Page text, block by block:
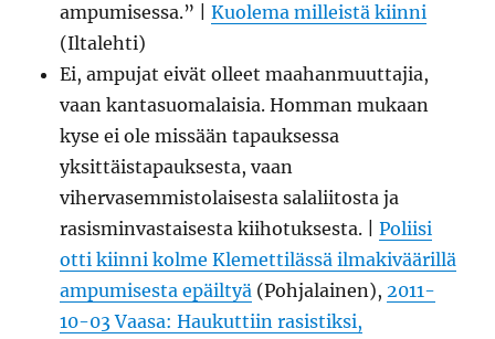
ampumisessa.” |Kuolema milleistä kiinni
(Iltalehti)
Ei, ampujat eivät olleet maahanmuuttajia,
vaan kantasuomalaisia. Homman mukaan
kyse ei ole missään tapauksessa
yksittäistapauksesta, vaan
vihervasemmistolaisesta salaliitosta ja
rasisminvastaisesta kiihotuksesta. |Poliisi
otti kiinni kolme Klemettilässä ilmakiväärillä
ampumisesta epäiltyä (Pohjalainen),2011-
10-03 Vaasa: Haukuttiin rasistiksi,